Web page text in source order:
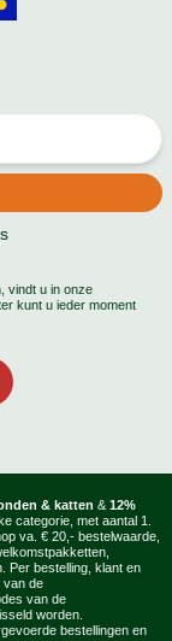
vindt u in onze
kunt u ieder moment
& katten & 12%
categorie, met aantal 1.
va. € 20,- bestelwaarde,
Per bestelling, klant en
van de
van de
worden.
bestellingen en